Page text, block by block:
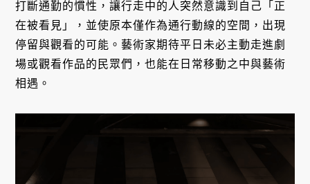
打斷通勤的慣性，讓行走中的人突然意識到自己「正
在被看見」，並使原本僅作為通行動線的空間，出現
停留與觀看的可能。藝術家期待平日未必主動走進劇
場或觀看作品的民眾們，也能在日常移動之中與藝術
相遇。